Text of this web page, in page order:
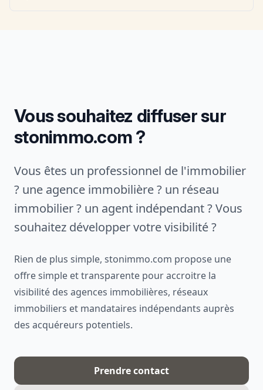
Vous souhaitez diffuser sur
stonimmo.com ?
Vous êtes un professionnel de l'immobilier
? une agence immobilière ? un réseau
immobilier ? un agent indépendant ? Vous
souhaitez développer votre visibilité ?
Rien de plus simple, stonimmo.com propose une
offre simple et transparente pour accroitre la
visibilité des agences immobilières, réseaux
immobiliers et mandataires indépendants auprès
des acquéreurs potentiels.
Prendre contact